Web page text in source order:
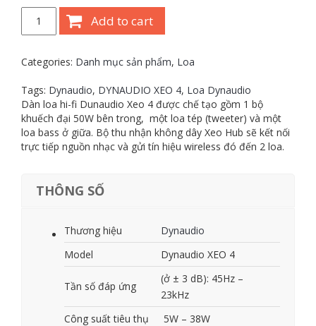
Dynaudio
4
quantity
Add to cart
Categories: Danh mục sản phẩm, Loa
Tags: Dynaudio, DYNAUDIO XEO 4, Loa Dynaudio
Dàn loa hi-fi Dunaudio Xeo 4 được chế tạo gồm 1 bộ
khuếch đại 50W bên trong, một loa tép (tweeter) và một
loa bass ở giữa. Bộ thu nhận không dây Xeo Hub sẽ kết nối
trực tiếp nguồn nhạc và gửi tín hiệu wireless đó đến 2 loa.
THÔNG SỐ
Thương hiệu
Dynaudio
Model
Dynaudio XEO 4
Tần số đáp ứng
(ở ± 3 dB): 45Hz –
23kHz
Công suất tiêu thụ
5W – 38W